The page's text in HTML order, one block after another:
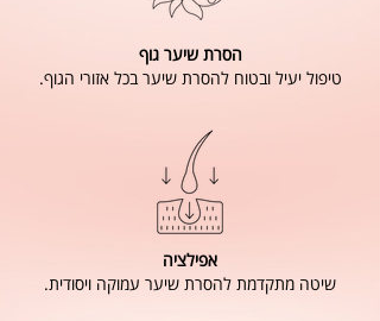
הסרת שיער גוף
טיפול יעיל ובטוח להסרת שיער בכל אזורי הגוף.
אפילציה
שיטה מתקדמת להסרת שיער עמוקה ויסודית.